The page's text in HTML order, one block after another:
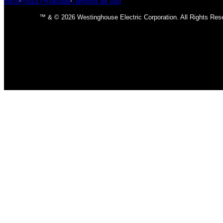
™ & © 2026 Westinghouse Electric Corporation. All Rights